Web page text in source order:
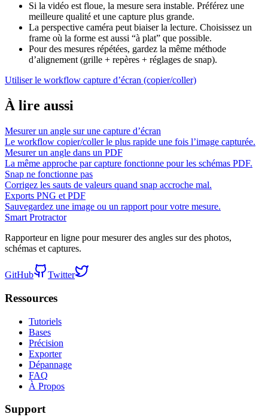
Si la vidéo est floue, la mesure sera instable. Préférez une
meilleure qualité et une capture plus grande.
La perspective caméra peut biaiser la lecture. Choisissez un
frame où la forme est aussi “à plat” que possible.
Pour des mesures répétées, gardez la même méthode
d’alignement (grille + repères + réglages de snap).
Utiliser le workflow capture d’écran (copier/coller)
À lire aussi
Mesurer un angle sur une capture d’écran
Le workflow copier/coller le plus rapide une fois l’image capturée.
Mesurer un angle dans un PDF
La même approche par capture fonctionne pour les schémas PDF.
Snap ne fonctionne pas
Corrigez les sauts de valeurs quand snap accroche mal.
Exports PNG et PDF
Sauvegardez une image ou un rapport pour votre mesure.
Smart Protractor
Rapporteur en ligne pour mesurer des angles sur des photos,
schémas et captures.
GitHub Twitter
Ressources
Tutoriels
Bases
Précision
Exporter
Dépannage
FAQ
À Propos
Support